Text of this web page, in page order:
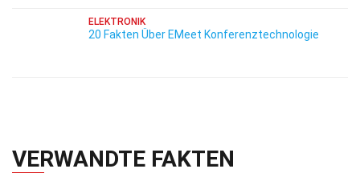
ELEKTRONIK
20 Fakten Über EMeet Konferenztechnologie
VERWANDTE FAKTEN